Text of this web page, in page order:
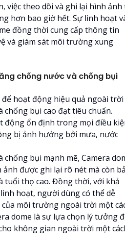
việc theo dõi và ghi lại hình ảnh
hơn bao giờ hết. Sự linh hoạt
đồng thời cung cấp thông tin
và giám sát môi trường xung
chống nước và chống bụi
hoạt động hiệu quả ngoài trời
bụi cao đạt tiêu chuẩn.
động ổn định trong mọi điều
bị ảnh hưởng bởi mưa, nước
bụi mạnh mẽ, Camera
được ghi lại rõ nét mà còn
tuổi thọ cao. Đồng thời, với khả
hoạt, người dùng có thể dễ
môi trường ngoài trời một
dome là sự lựa chọn lý tưởng
không gian ngoài trời một